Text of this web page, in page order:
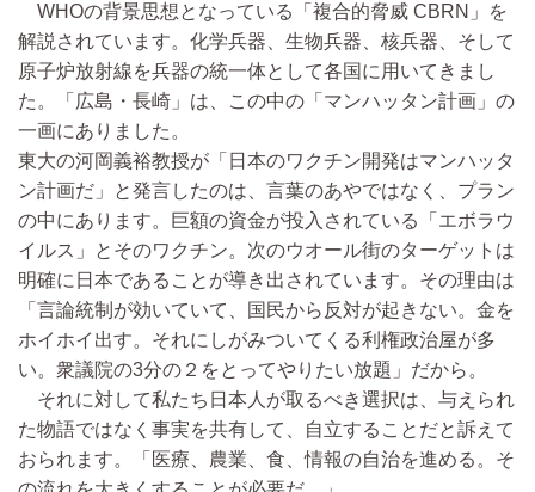
WHOの背景思想となっている「複合的脅威 CBRN」を
解説されています。化学兵器、生物兵器、核兵器、そして
原子炉放射線を兵器の統一体として各国に用いてきまし
た。「広島・長崎」は、この中の「マンハッタン計画」の
一画にありました。
東大の河岡義裕教授が「日本のワクチン開発はマンハッタ
ン計画だ」と発言したのは、言葉のあやではなく、プラン
の中にあります。巨額の資金が投入されている「エボラウ
イルス」とそのワクチン。次のウオール街のターゲットは
明確に日本であることが導き出されています。その理由は
「言論統制が効いていて、国民から反対が起きない。金を
ホイホイ出す。それにしがみついてくる利権政治屋が多
い。衆議院の3分の２をとってやりたい放題」だから。
それに対して私たち日本人が取るべき選択は、与えられ
た物語ではなく事実を共有して、自立することだと訴えて
おられます。「医療、農業、食、情報の自治を進める。そ